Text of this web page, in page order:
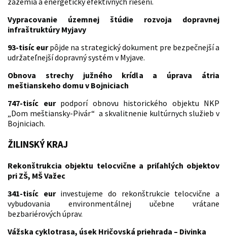
Vypracovanie územnej štúdie rozvoja dopravnej
infraštruktúry Myjavy
93-tisíc eurpôjde na strategický dokument pre bezpečnejší a
udržateľnejší dopravný systém v Myjave.
Obnova strechy južného krídla a úprava átria
meštianskeho domu v Bojniciach
747-tisíc eurpodporí obnovu historického objektu NKP
„Dom meštiansky-Pivár“ a skvalitnenie kultúrnych služieb v
Bojniciach.
ŽILINSKÝ KRAJ
Rekonštrukcia objektu telocvične a priľahlých objektov
pri ZŠ, MŠ Važec
341-tisíc eurinvestujeme do rekonštrukcie telocvične a
vybudovania environmentálnej učebne vrátane
bezbariérových úprav.
Vážska cyklotrasa, úsek Hričovská priehrada – Divinka